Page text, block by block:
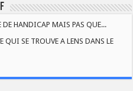
HANDICAP MAIS PAS QUE...
SE TROUVE A LENS DANS LE